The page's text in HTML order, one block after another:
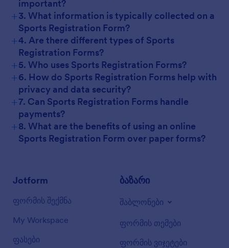
important?
+3. What information is typically collected on a
Sports Registration Form?
+4. Are there different types of Sports
Registration Forms?
+5. Who uses Sports Registration Forms?
+6. How do Sports Registration Forms help with
privacy and data security?
+7. Can Sports Registration Forms handle
payments?
+8. What are the benefits of using an online
Sports Registration Form over paper forms?
Jotform
ფორმის შექმნა
My Workspace
ფასები
ბაზარი
შაბლონები
ფორმის თემები
ფორმის ვიჯეტები